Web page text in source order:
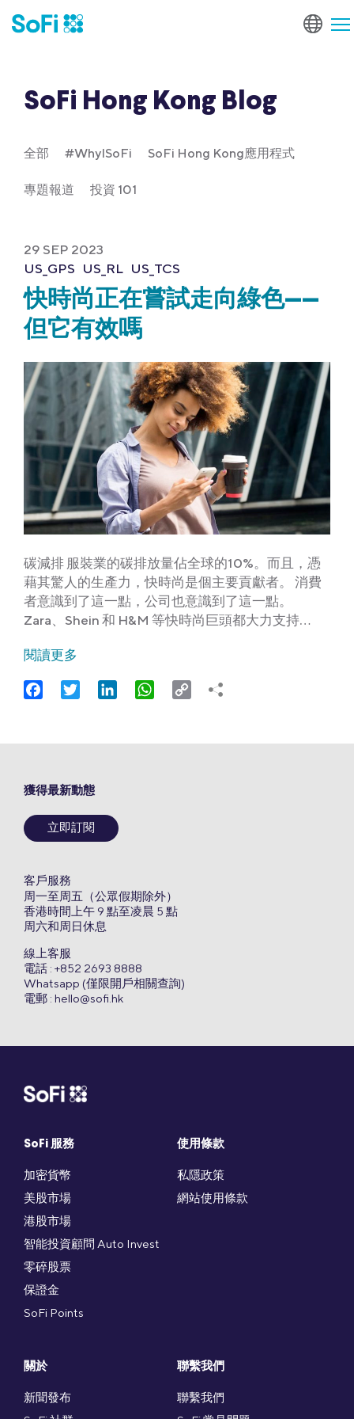
SoFi Hong Kong Blog
全部 #WhyISoFi SoFi Hong Kong應用程式
專題報道 投資 101
29 SEP 2023
US_GPS US_RL US_TCS
快時尚正在嘗試走向綠色——
但它有效嗎
碳減排 服裝業的碳排放量佔全球的10%。而且，憑
藉其驚人的生產力，快時尚是個主要貢獻者。 消費
者意識到了這一點，公司也意識到了這一點。
Zara、Shein 和 H&M 等快時尚巨頭都大力支持…
閱讀更多
FacebookTwitter LinkedIn WhatsApp
Copy
SoFi 服務
加密貨幣
美股市場
港股市場
智能投資顧問 Auto Invest
零碎股票
保證金
SoFi Points
使用條款
私隱政策
網站使用條款
關於
新聞發布
聯繫我們
聯繫我們
獲得最新動態
立即訂閱
客戶服務
周一至周五（公眾假期除外）
香港時間上午 9 點至凌晨 5 點
周六和周日休息
線上客服
電話 : +852 2693 8888
Whatsapp (僅限開戶相關查詢)
電郵 : hello@sofi.hk